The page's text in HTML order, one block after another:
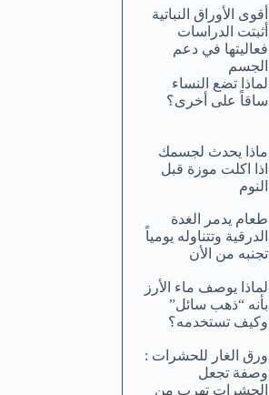
أقوى الأوراق النباتية
أثبتت الدراسات
فعاليتها في دعم
الجسم
لماذا تضع النساء
ساقاً على أخرى؟
ماذا يحدث لجسمك
اذا اكلت موزة قبل
النوم
طعام يدمر الغدة
الدرقية وتتناوله يومياً
تجنبه من الأن
لماذا يوصف ماء الأرز
بأنه “ذهب سائل”
وكيف تستخدمه؟
ورق الغار للحشرات :
وصفة تجعل
الحشرات تهرب من